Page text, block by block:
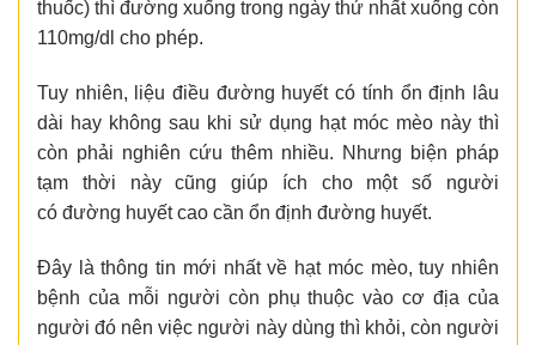
thuốc) thì đường xuống trong ngày thứ nhất xuống còn
110mg/dl cho phép.
Tuy nhiên, liệu điều đường huyết có tính ổn định lâu
dài hay không sau khi sử dụng hạt móc mèo này thì
còn phải nghiên cứu thêm nhiều. Nhưng biện pháp
tạm thời này cũng giúp ích cho một số người
có đường huyết cao cần ổn định đường huyết.
Đây là thông tin mới nhất về hạt móc mèo, tuy nhiên
bệnh của mỗi người còn phụ thuộc vào cơ địa của
người đó nên việc người này dùng thì khỏi, còn người